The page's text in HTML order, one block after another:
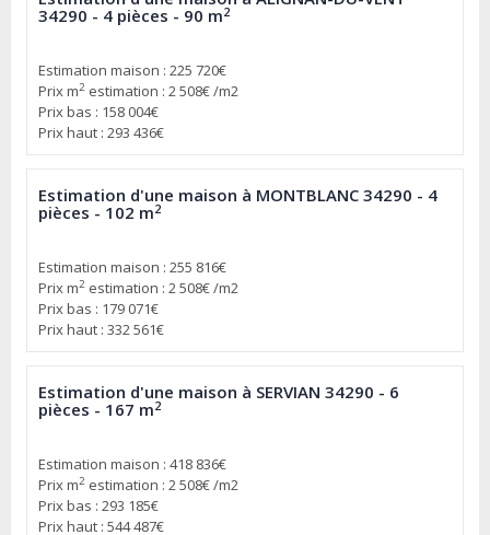
34290 - 4 pièces - 90 m2
Estimation maison : 225 720€
Prix m2 estimation : 2 508€ /m2
Prix bas : 158 004€
Prix haut : 293 436€
Estimation d'une maison à MONTBLANC 34290 - 4
pièces - 102 m2
Estimation maison : 255 816€
Prix m2 estimation : 2 508€ /m2
Prix bas : 179 071€
Prix haut : 332 561€
Estimation d'une maison à SERVIAN 34290 - 6
pièces - 167 m2
Estimation maison : 418 836€
Prix m2 estimation : 2 508€ /m2
Prix bas : 293 185€
Prix haut : 544 487€